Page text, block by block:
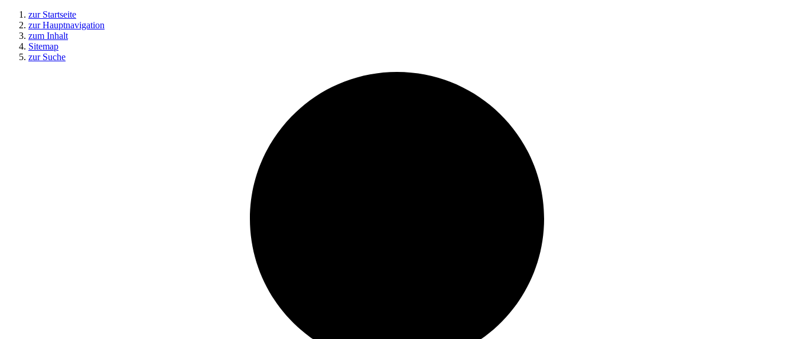
zur Startseite
zur Hauptnavigation
zum Inhalt
Sitemap
zur Suche